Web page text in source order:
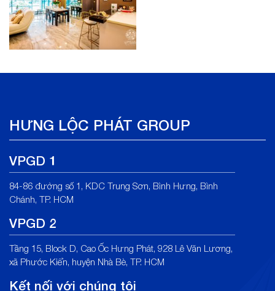
HƯNG LỘC PHÁT GROUP
VPGD 1
84-86 đường số 1, KDC Trung Sơn, Bình Hưng, Bình
Chánh, TP. HCM
VPGD 2
Tầng 15, Block D, Cao Ốc Hưng Phát, 928 Lê Văn Lương,
xã Phước Kiển, huyện Nhà Bè, TP. HCM
Kết nối với chúng tôi